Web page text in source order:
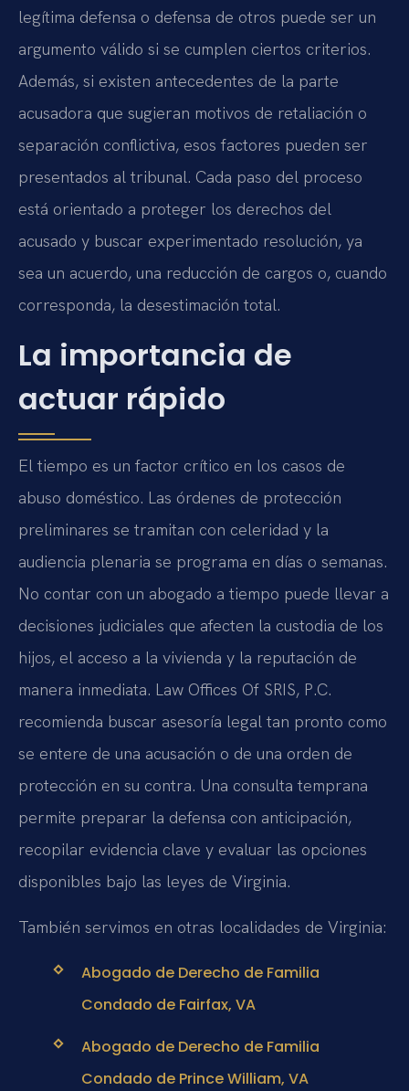
legítima defensa o defensa de otros puede ser un
argumento válido si se cumplen ciertos criterios.
Además, si existen antecedentes de la parte
acusadora que sugieran motivos de retaliación o
separación conflictiva, esos factores pueden ser
presentados al tribunal. Cada paso del proceso
está orientado a proteger los derechos del
acusado y buscar experimentado resolución, ya
sea un acuerdo, una reducción de cargos o, cuando
corresponda, la desestimación total.
La importancia de
actuar rápido
El tiempo es un factor crítico en los casos de
abuso doméstico. Las órdenes de protección
preliminares se tramitan con celeridad y la
audiencia plenaria se programa en días o semanas.
No contar con un abogado a tiempo puede llevar a
decisiones judiciales que afecten la custodia de los
hijos, el acceso a la vivienda y la reputación de
manera inmediata. Law Offices Of SRIS, P.C.
recomienda buscar asesoría legal tan pronto como
se entere de una acusación o de una orden de
protección en su contra. Una consulta temprana
permite preparar la defensa con anticipación,
recopilar evidencia clave y evaluar las opciones
disponibles bajo las leyes de Virginia.
También servimos en otras localidades de Virginia:
Abogado de Derecho de Familia
Condado de Fairfax, VA
Abogado de Derecho de Familia
Condado de Prince William, VA